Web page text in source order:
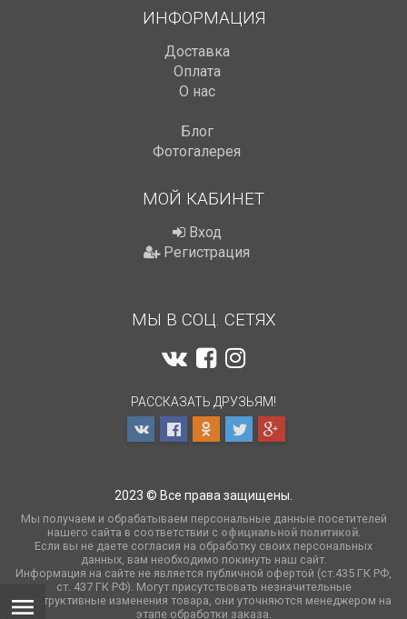
ИНФОРМАЦИЯ
Доставка
Оплата
О нас
Блог
Фотогалерея
МОЙ КАБИНЕТ
Вход
Регистрация
МЫ В СОЦ. СЕТЯХ
РАССКАЗАТЬ ДРУЗЬЯМ!
2023 © Все права защищены.
Мы получаем и обрабатываем персональные данные посетителей
нашего сайта в соответствии с официальной политикой.
Если вы не даете согласия на обработку своих персональных
данных, вам необходимо покинуть наш сайт.
Информация на сайте не является публичной офертой (ст.435 ГК РФ,
cт. 437 ГК РФ). Могут присутствовать незначительные
конструктивные изменения товара, они уточняются менеджером на
этапе обработки заказа.